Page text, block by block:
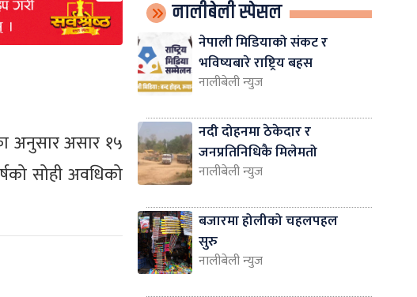
अनुसार असार १५
सोही अवधिको
नालीबेली स्पेसल
नेपाली मिडियाको संकट र
भविष्यबारे राष्ट्रिय बहस
नालीबेली न्युज
नदी दोहनमा ठेकेदार र
जनप्रतिनिधिकै मिलेमतो
नालीबेली न्युज
बजारमा होलीको चहलपहल
सुरु
नालीबेली न्युज